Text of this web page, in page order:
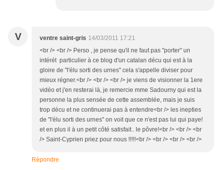
V ventre saint-gris 14/03/2011 17:21
<br /> <br /> Perso , je pense qu'il ne faut pas "porter" un
intérét particulier à ce blog d'un catalan décu qui est à la
gloire de "l'élu sorti des urnes" cela s'appelle diviser pour
mieux régner.<br /> <br /> <br /> je viens de visionner la 1ere
vidéo et j'en resterai là, je remercie mme Sadourny qui est la
personne la plus sensée de cette assemblée, mais je suis
trop décu et ne continuerai pas à entendre<br /> les inepties
de "l'élu sorti des urnes" on voit que ce n'est pas lui qui paye!
et en plus il à un petit côté satisfait.. le pôvre!<br /> <br /> <br
/> Saint-Cyprien priez pour nous !!!!!<br /> <br /> <br /> <br />
Répondre